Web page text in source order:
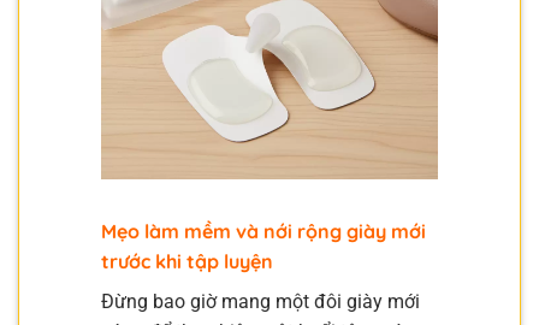
Mẹo làm mềm và nới rộng giày mới
trước khi tập luyện
Đừng bao giờ mang một đôi giày mới